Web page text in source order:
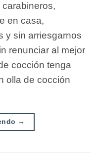
en casa,
y sin arriesgarnos
renunciar al mejor
cocción tenga
olla de cocción
→